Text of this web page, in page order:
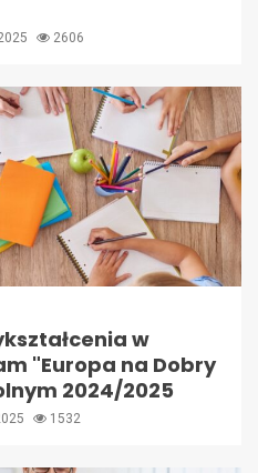
2606
w
"Europa na Dobry
2024/2025
1532